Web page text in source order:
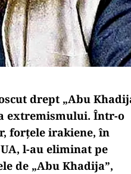
drept „Abu
extremismului. Într-o
forțele irakiene, în
l-au eliminat pe
de „Abu Khadija”,